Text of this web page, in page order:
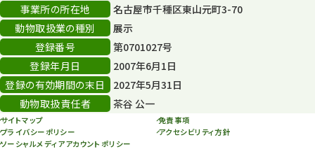
その他イベント
スカイタワー
年末年始のイベント
秋まつり
事業所の所在地
名古屋市千種区東山元町3-70
動物取扱業の種別
展示
登録番号
第0701027号
登録年月日
2007年6月1日
登録の有効期間の末日
2027年5月31日
動物取扱責任者
茶谷 公一
サイトマップ
免責事項
プライバシーポリシー
アクセシビリティ方針
ソーシャルメディアアカウントポリシー